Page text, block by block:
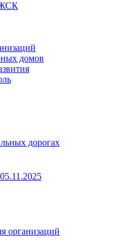
ЖСК
домов
дорогах
организаций